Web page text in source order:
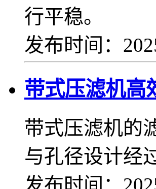
行平稳。
发布时间：
带式压滤机高
带式压滤机的
与孔径设计经
发布时间：